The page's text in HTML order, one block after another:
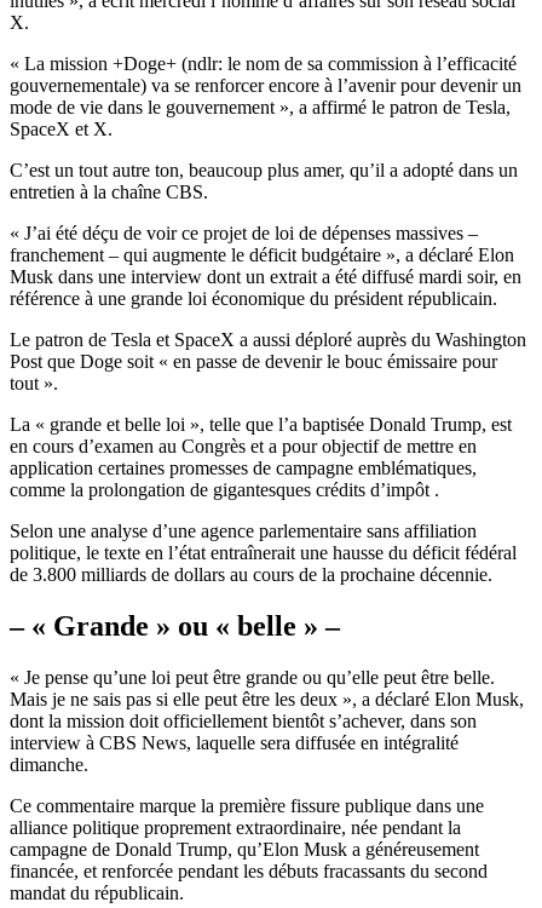
X.
« La mission +Doge+ (ndlr: le nom de sa commission à l’efficacité
gouvernementale) va se renforcer encore à l’avenir pour devenir un
mode de vie dans le gouvernement », a affirmé le patron de Tesla,
SpaceX et X.
C’est un tout autre ton, beaucoup plus amer, qu’il a adopté dans un
entretien à la chaîne CBS.
« J’ai été déçu de voir ce projet de loi de dépenses massives –
franchement – qui augmente le déficit budgétaire », a déclaré Elon
Musk dans une interview dont un extrait a été diffusé mardi soir, en
référence à une grande loi économique du président républicain.
Le patron de Tesla et SpaceX a aussi déploré auprès du Washington
Post que Doge soit « en passe de devenir le bouc émissaire pour
tout ».
La « grande et belle loi », telle que l’a baptisée Donald Trump, est
en cours d’examen au Congrès et a pour objectif de mettre en
application certaines promesses de campagne emblématiques,
comme la prolongation de gigantesques crédits d’impôt .
Selon une analyse d’une agence parlementaire sans affiliation
politique, le texte en l’état entraînerait une hausse du déficit fédéral
de 3.800 milliards de dollars au cours de la prochaine décennie.
– « Grande » ou « belle » –
« Je pense qu’une loi peut être grande ou qu’elle peut être belle.
Mais je ne sais pas si elle peut être les deux », a déclaré Elon Musk,
dont la mission doit officiellement bientôt s’achever, dans son
interview à CBS News, laquelle sera diffusée en intégralité
dimanche.
Ce commentaire marque la première fissure publique dans une
alliance politique proprement extraordinaire, née pendant la
campagne de Donald Trump, qu’Elon Musk a généreusement
financée, et renforcée pendant les débuts fracassants du second
mandat du républicain.